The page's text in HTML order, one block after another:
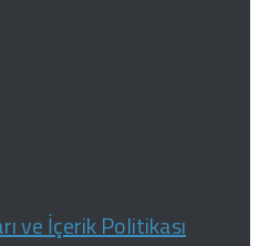
ve İçerik Politikası